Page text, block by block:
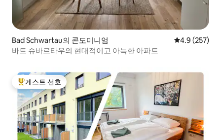
Bad Schwartau의 콘도미니엄 평점 4.9점(5
4.9 (257)
바트 슈바르타우의 현대적이고 아늑한 아파트
상위 게스트 선호
게스트 선호